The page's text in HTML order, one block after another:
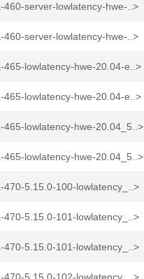
460-server-lowlatency-hwe-..>
460-server-lowlatency-hwe-..>
465-lowlatency-hwe-20.04-e..>
465-lowlatency-hwe-20.04-e..>
465-lowlatency-hwe-20.04_5..>
465-lowlatency-hwe-20.04_5..>
470-5.15.0-100-lowlatency_..>
470-5.15.0-101-lowlatency_..>
470-5.15.0-101-lowlatency_..>